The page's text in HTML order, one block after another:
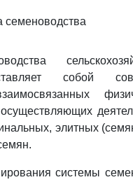
семеноводства
собой
элитных
системы